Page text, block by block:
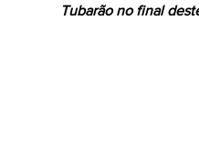
Tubarão no final